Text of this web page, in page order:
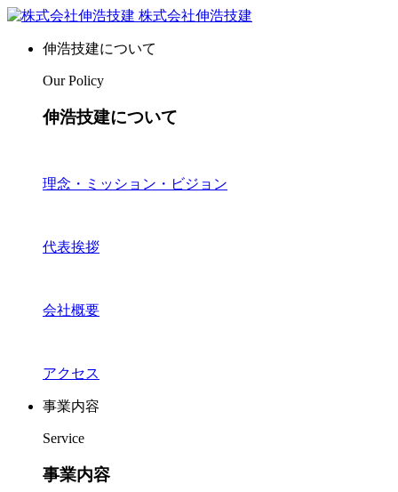
株式会社伸浩技建
伸浩技建について
Our Policy
伸浩技建について
理念・ミッション・ビジョン
代表挨拶
会社概要
アクセス
事業内容
Service
事業内容